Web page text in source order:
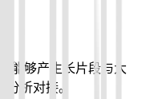
能够产生长片段与大
分析对接。